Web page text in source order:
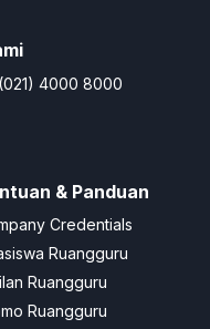
(021) 4000 8000
& Panduan
Credentials
Ruangguru
Ruangguru
Ruangguru